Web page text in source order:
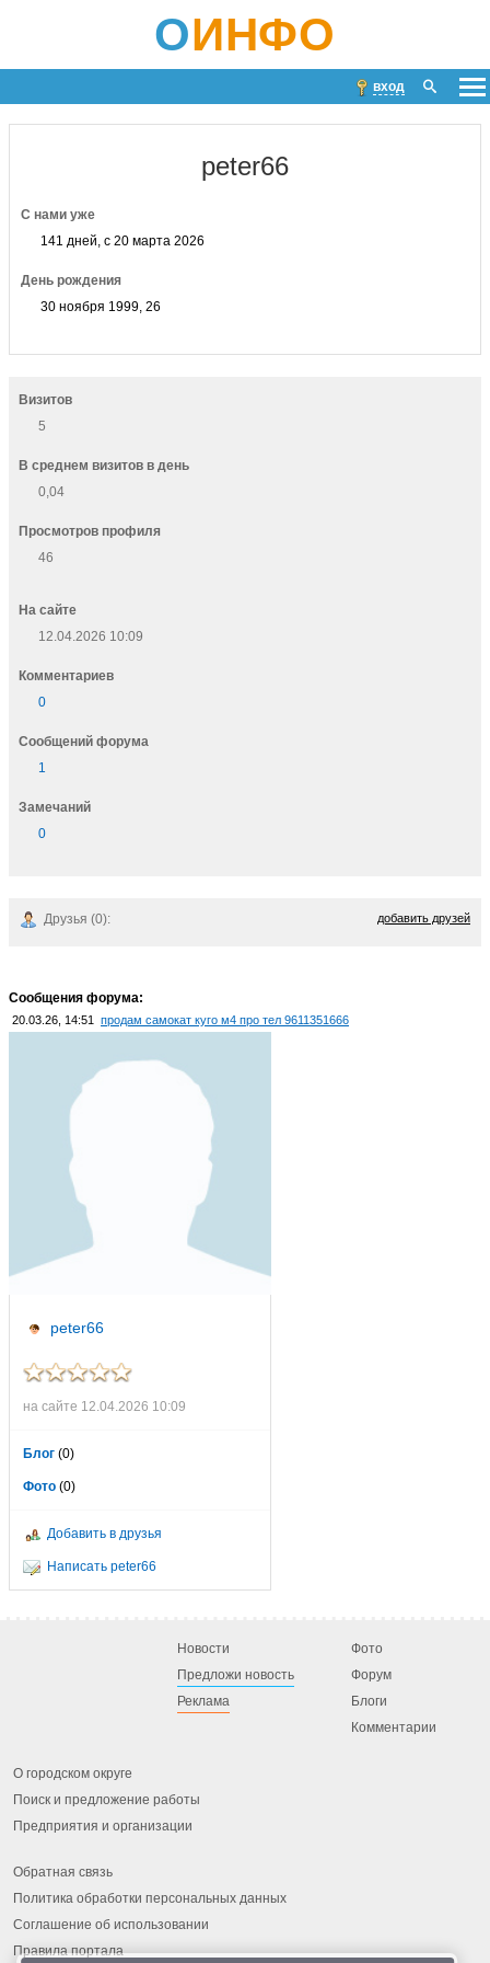
ОИНФО
вход
peter66
С нами уже
141 дней, с 20 марта 2026
День рождения
30 ноября 1999, 26
Визитов
5
В среднем визитов в день
0,04
Просмотров профиля
46
На сайте
12.04.2026 10:09
Комментариев
0
Cообщений форума
1
Замечаний
0
Друзья (0): добавить друзей
Сообщения форума:
20.03.26, 14:51 продам самокат куго м4 про тел 9611351666
peter66
на сайте 12.04.2026 10:09
Блог (0)
Фото (0)
Добавить в друзья
Написать peter66
Новости
Предложи новость
Реклама
Фото
Форум
Блоги
Комментарии
О городском округе
Поиск и предложение работы
Предприятия и организации
Обратная связь
Политика обработки персональных данных
Соглашение об использовании
Правила портала